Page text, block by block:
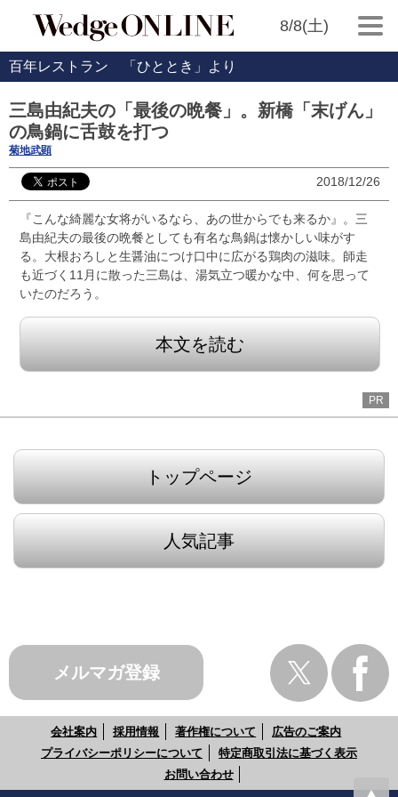
8/8(土)
百年レストラン 「ひととき」より
三島由紀夫の「最後の晩餐」。新橋「末げん」
の鳥鍋に舌鼓を打つ
菊地武顕
2018/12/26
『こんな綺麗な女将がいるなら、あの世からでも来るか』。三
島由紀夫の最後の晩餐としても有名な鳥鍋は懐かしい味がす
る。大根おろしと生醤油につけ口中に広がる鶏肉の滋味。師走
も近づく11月に散った三島は、湯気立つ暖かな中、何を思って
いたのだろう。
本文を読む
PR
トップページ
人気記事
メルマガ登録
会社案内 採用情報 著作権について
広告のご案内
プライバシーポリシーについて
特定商取引法に基づく表示
お問い合わせ